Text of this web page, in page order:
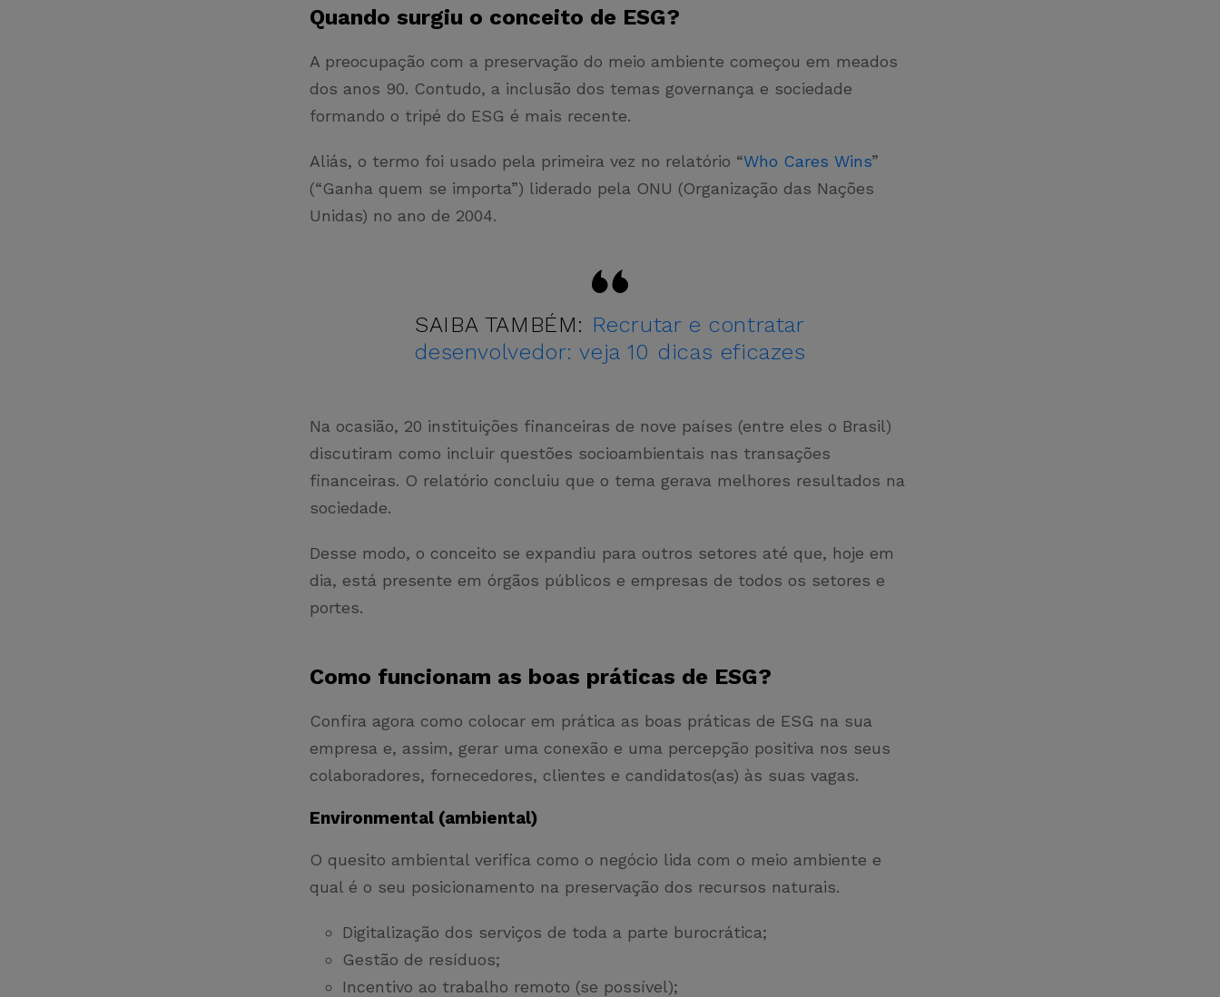
Quando surgiu o conceito de ESG?
A preocupação com a preservação do meio ambiente começou em meados
dos anos 90. Contudo, a inclusão dos temas governança e sociedade
formando o tripé do ESG é mais recente.
Aliás, o termo foi usado pela primeira vez no relatório “Who Cares Wins”
(“Ganha quem se importa”) liderado pela ONU (Organização das Nações
Unidas) no ano de 2004.
SAIBA TAMBÉM: Recrutar e contratar
desenvolvedor: veja 10 dicas eficazes
Na ocasião, 20 instituições financeiras de nove países (entre eles o Brasil)
discutiram como incluir questões socioambientais nas transações
financeiras. O relatório concluiu que o tema gerava melhores resultados na
sociedade.
Desse modo, o conceito se expandiu para outros setores até que, hoje em
dia, está presente em órgãos públicos e empresas de todos os setores e
portes.
Como funcionam as boas práticas de ESG?
Confira agora como colocar em prática as boas práticas de ESG na sua
empresa e, assim, gerar uma conexão e uma percepção positiva nos seus
colaboradores, fornecedores, clientes e candidatos(as) às suas vagas.
Environmental (ambiental)
O quesito ambiental verifica como o negócio lida com o meio ambiente e
qual é o seu posicionamento na preservação dos recursos naturais.
Digitalização dos serviços de toda a parte burocrática;
Gestão de resíduos;
Incentivo ao trabalho remoto (se possível);